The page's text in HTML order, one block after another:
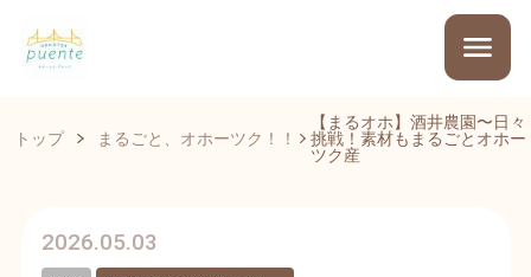
トップ まるごと、オホーツク！！
【まるオホ】酒井農園〜日々
挑戦！素材もまるごとオホー
ツク産
2026.05.03